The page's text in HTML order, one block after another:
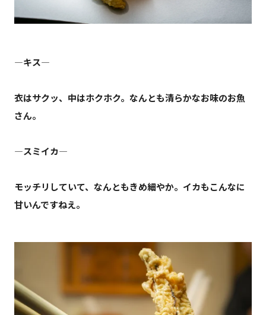
―キス―
衣はサクッ、中はホクホク。なんとも清らかなお味のお魚
さん。
―スミイカ―
モッチリしていて、なんともきめ細やか。イカもこんなに
甘いんですねえ。